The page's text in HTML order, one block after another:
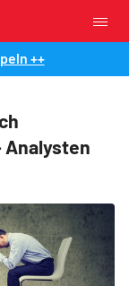
++
Analysten